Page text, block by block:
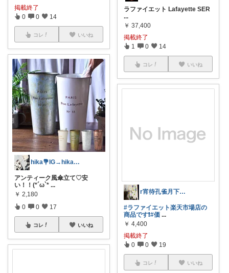
掲載終了
0 0 14
コレ いいね
hika💐IG→hika___room
アンティーク風傘立て♡安
い！！(*´ω`* ...
￥ 2,180
0 0 17
コレ いいね
ラファイエット Lafayette SER
...
￥ 37,400
掲載終了
1 0 14
コレ いいね
r宵待孔雀月下美人.アイホン15で復活
#ラファイエット楽天市場店の
商品です❗#価 ...
￥ 4,400
掲載終了
0 0 19
コレ いいね